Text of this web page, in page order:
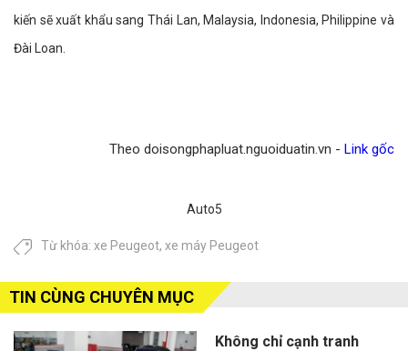
kiến sẽ xuất khẩu sang Thái Lan, Malaysia, Indonesia, Philippine và
Đài Loan.
Theo doisongphapluat.nguoiduatin.vn - Link gốc
Auto5
Từ khóa: xe Peugeot, xe máy Peugeot
TIN CÙNG CHUYÊN MỤC
Không chỉ cạnh tranh